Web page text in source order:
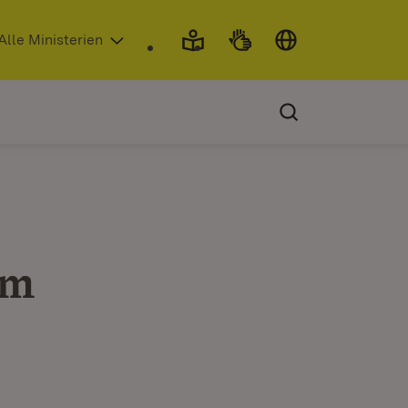
neuem Fenster)
Ministerien